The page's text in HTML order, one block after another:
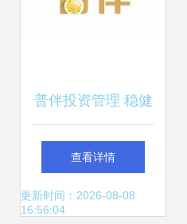
普伴投资管理 稳健
策略与前瞻视野并
行
查看详情
更新时间：2026-08-08
16:56:04